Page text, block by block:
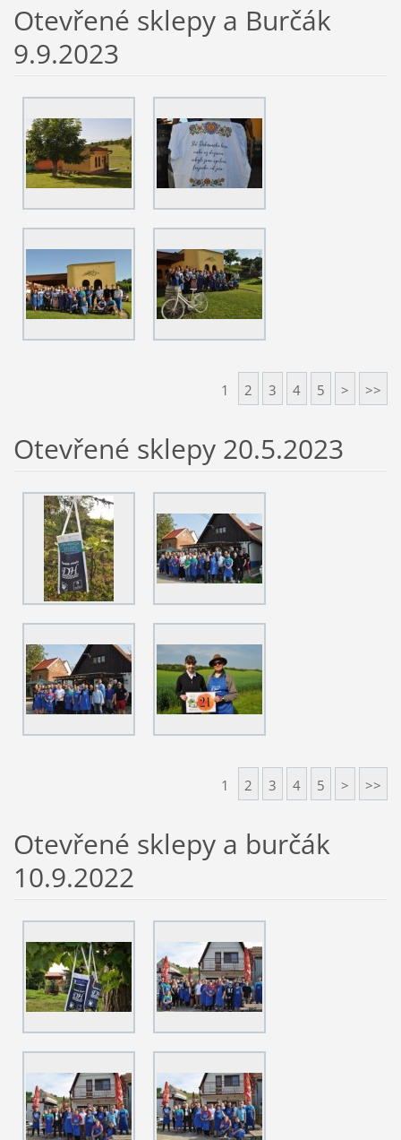
Otevřené sklepy a Burčák
9.9.2023
1 2 3 4 5 > >>
Otevřené sklepy 20.5.2023
1 2 3 4 5 > >>
Otevřené sklepy a burčák
10.9.2022